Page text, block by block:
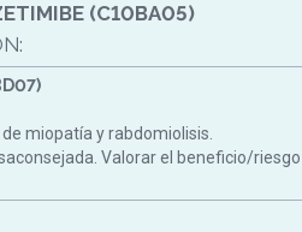
(C10BA05)
miopatía y rabdomiolisis.
Valorar el beneficio/riesgo